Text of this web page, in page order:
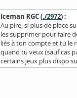
Iceman RGC (./2972) :
Au pire, si plus de place
les supprimer pour faire
liés à ton compte et tu le
quand tu veux (sauf cas
certains jeux plus dispo